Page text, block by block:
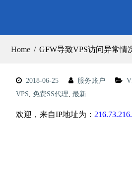
Home GFW导致VPS访问异常情
2018-06-25 服务账户
VPS, 免费SS代理, 最新
欢迎，来自IP地址为：